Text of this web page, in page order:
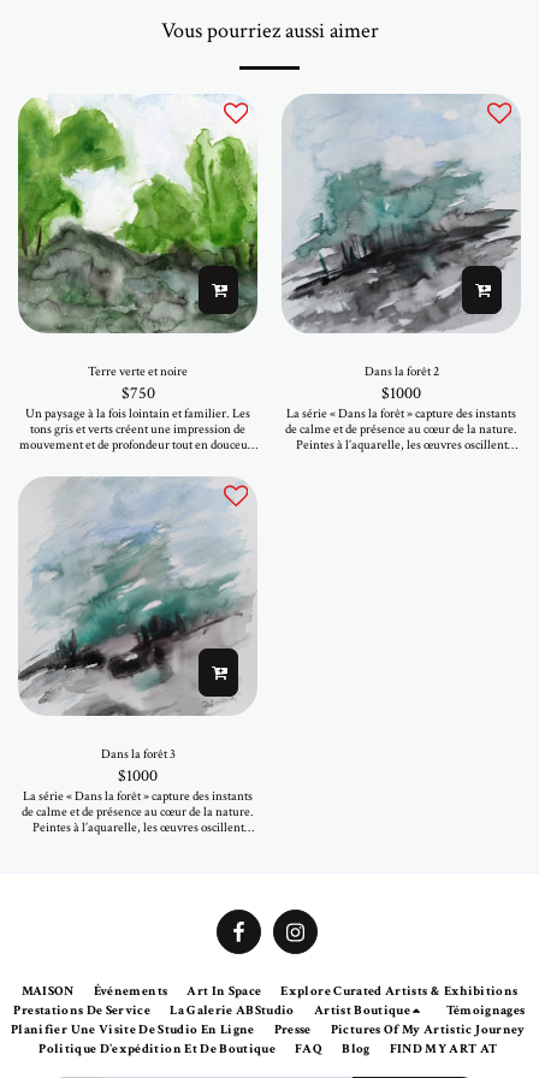
Vous pourriez aussi aimer
Terre verte et noire
$750
Un paysage à la fois lointain et familier. Les
tons gris et verts créent une impression de
mouvement et de profondeur tout en douceur.
unique. Elle apporte une présence apaisante et
équilibrée à un espace, créant une atmosphère
sereine et harmonieuse. Si elle vous touche,
elle est disponible dès maintenant.
Dans la forêt 2
$1000
La série « Dans la forêt » capture des instants
de calme et de présence au cœur de la nature.
Peintes à l’aquarelle, les œuvres oscillent
Dans la forêt 3
$1000
La série « Dans la forêt » capture des instants
de calme et de présence au cœur de la nature.
Peintes à l’aquarelle, les œuvres oscillent
invitant à la sérénité, à la lumière et à un
mouvement subtil. Originales et uniques, ces
œuvres sur papier offrent une manière intime
de débuter ou d’enrichir une collection d’art.
MAISON Événements Art In Space
Explore Curated Artists & Exhibitions
Prestations De Service
La Galerie ABStudio Artist Boutique
Témoignages
Planifier Une Visite De Studio En Ligne
Presse
Pictures Of My Artistic Journey
Politique D'expédition Et De Boutique
FAQ Blog FIND MY ART AT